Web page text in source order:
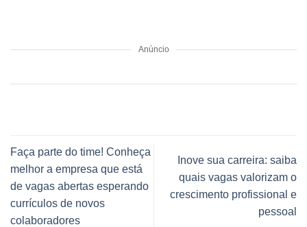
Anúncio
Faça parte do time! Conheça
melhor a empresa que está
de vagas abertas esperando
currículos de novos
colaboradores
Inove sua carreira: saiba
quais vagas valorizam o
crescimento profissional e
pessoal